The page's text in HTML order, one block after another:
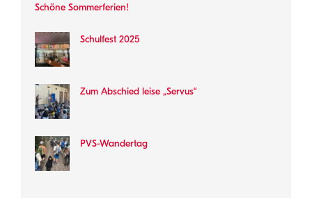
Schöne Sommerferien!
Schulfest 2025
Zum Abschied leise „Servus“
PVS-Wandertag